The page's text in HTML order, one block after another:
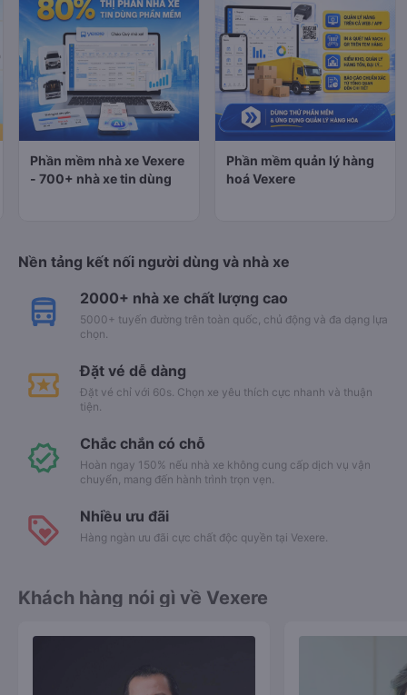
Phần mềm nhà xe Vexere
- 700+ nhà xe tin dùng
Phần mềm quản lý hàng
hoá Vexere
Nền tảng kết nối người dùng và nhà xe
2000+ nhà xe chất lượng cao
5000+ tuyến đường trên toàn quốc, chủ động và đa dạng lựa
chọn.
Đặt vé dễ dàng
Đặt vé chỉ với 60s. Chọn xe yêu thích cực nhanh và thuận
tiện.
Chắc chắn có chỗ
Hoàn ngay 150% nếu nhà xe không cung cấp dịch vụ vận
chuyển, mang đến hành trình trọn vẹn.
Nhiều ưu đãi
Hàng ngàn ưu đãi cực chất độc quyền tại Vexere.
Khách hàng nói gì về Vexere